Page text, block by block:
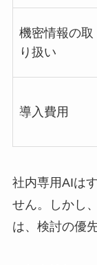
機密情報の取
り扱い
導入費用
社内専用AIは
せん。しかし
は、検討の優